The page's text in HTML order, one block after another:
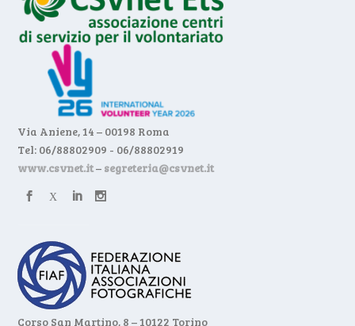
Via Aniene, 14 – 00198 Roma
Tel: 06/88802909 - 06/88802919
www.csvnet.it– segreteria@csvnet.it
Corso San Martino, 8 – 10122 Torino